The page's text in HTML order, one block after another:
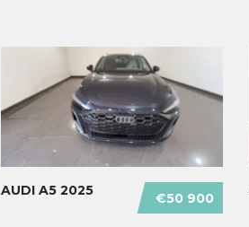
€50 900
AUDI A5 2025